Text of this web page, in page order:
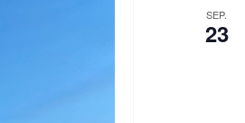
SEP.
23